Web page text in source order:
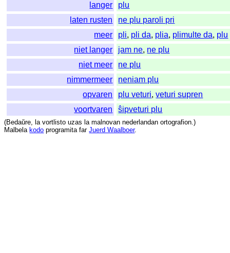
langer
plu
laten rusten
ne plu paroli pri
meer
pli, pli da, plia, plimulte da, plu
niet langer
jam ne, ne plu
niet meer
ne plu
nimmermeer
neniam plu
opvaren
plu veturi,veturi supren
voortvaren
ŝipveturi plu
(Bedaŭre, la vortlisto uzas la malnovan nederlandan ortografion.)
Malbela kodo programita far Juerd Waalboer.